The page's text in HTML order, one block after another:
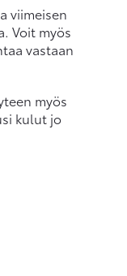
viimeisen
Voit myös
vastaan
myös
kulut jo